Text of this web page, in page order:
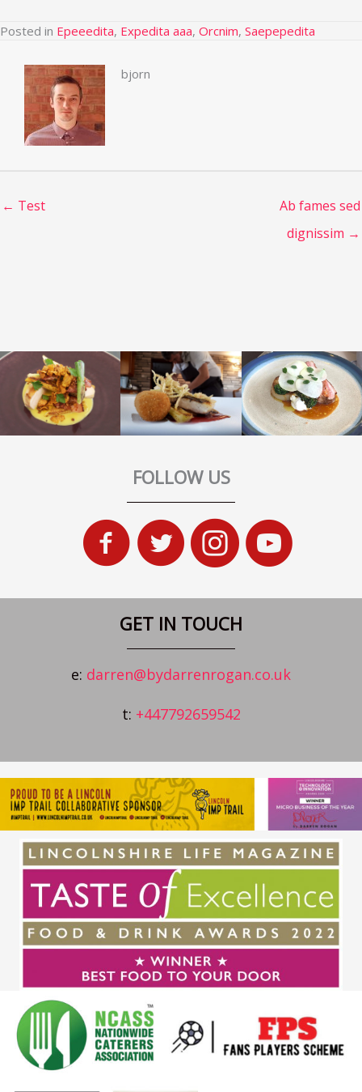
Posted in Epeeedita, Expedita aaa, Orcnim, Saepepedita
bjorn
← Test
Ab fames sed
dignissim →
FOLLOW US
GET IN TOUCH
e: darren@bydarrenrogan.co.uk
t: +447792659542